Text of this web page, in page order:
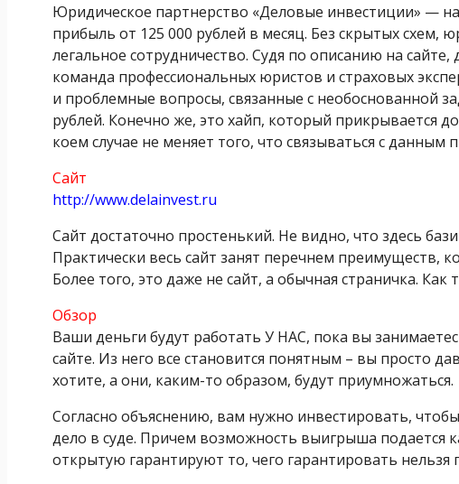
Юридическое партнерство «Деловые инвестиции» —
прибыль от 125 000 рублей в месяц. Без скрытых схем,
легальное сотрудничество. Судя по описанию на сайте,
команда профессиональных юристов и страховых
и проблемные вопросы, связанные с необоснованной
рублей. Конечно же, это хайп, который прикрывается
коем случае не меняет того, что связываться с данным
Сайт
http://www.delainvest.ru
Сайт достаточно простенький. Не видно, что здесь
Практически весь сайт занят перечнем преимуществ,
Более того, это даже не сайт, а обычная страничка.
Обзор
Ваши деньги будут работать У НАС, пока вы
сайте. Из него все становится понятным – вы просто
хотите, а они, каким-то образом, будут приумножаться.
Согласно объяснению, вам нужно инвестировать,
дело в суде. Причем возможность выигрыша подается
открытую гарантируют то, чего гарантировать нельзя